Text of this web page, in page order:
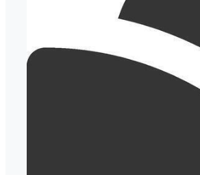
Imágenes Editoriales
Eventos Editoriales